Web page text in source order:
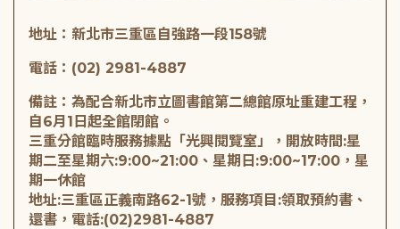
地址：新北市三重區自強路一段158號
電話：(02) 2981-4887
備註：為配合新北市立圖書館第二總館原址重建工程，
自6月1日起全館閉館。
三重分館臨時服務據點「光興閱覽室」，開放時間:星
期二至星期六:9:00~21:00、星期日:9:00~17:00，星
期一休館
地址:三重區正義南路62-1號，服務項目:領取預約書、
還書，電話:(02)2981-4887